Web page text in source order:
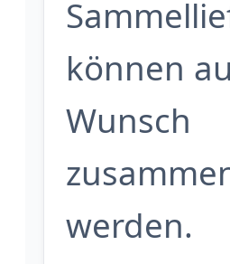
können
Wunsch
werden.